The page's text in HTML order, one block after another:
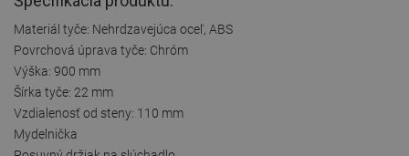
Materiál tyče: Nehrdzavejúca oceľ, ABS
Povrchová úprava tyče: Chróm
Výška: 900 mm
Šírka tyče: 22 mm
Vzdialenosť od steny: 110 mm
Mydelnička